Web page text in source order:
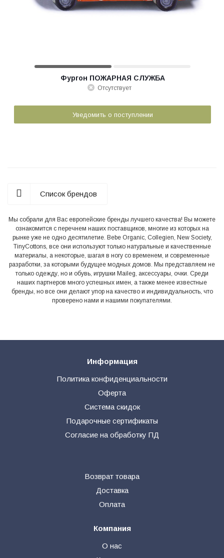
Фургон ПОЖАРНАЯ СЛУЖБА
Отсутствует
Уведомить о поступлении
Список брендов
Мы собрали для Вас европейские бренды лучшего качества! Вы можете
ознакомится с перечнем наших поставщиков, многие из которых на
рынке уже не одно десятилетие. Bebe Organic, Collegien, New Society,
TinyCottons, все они используют только натуральные и качественные
материалы, а некоторые, шагая в ногу со временем, и современные
разработки, за которыми будущее модных домов. Мы представляем не
только одежду, но и обувь, игрушки Maileg, аксессуары, очки. Среди
наших партнеров много успешных имен, а также менее известные
бренды, но все они делают упор на качество и индивидуальность, что
проверено нами и нашими покупателями.
Информация
Политика конфиденциальности
Оферта
Система скидок
Подарочные сертификаты
Согласие на обработку ПД
Возврат товара
Доставка
Оплата
Компания
О нас